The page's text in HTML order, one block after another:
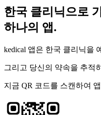
한국 클리닉으로
하나의 앱.
kedical 앱은 한국 클리닉을
그리고 당신의 약속을 추적
지금 QR 코드를 스캔하여